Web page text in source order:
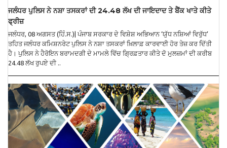
ਜਲੰਧਰ ਪੁਲਿਸ ਨੇ ਨਸ਼ਾ ਤਸਕਰਾਂ ਦੀ 24.48 ਲੱਖ ਦੀ ਜਾਇਦਾਦ ਤੇ ਬੈਂਕ ਖਾਤੇ ਕੀਤੇ
ਫ੍ਰੀਜ਼
ਜਲੰਧਰ, 08 ਅਗਸਤ (ਹਿੰ.ਸ.)| ਪੰਜਾਬ ਸਰਕਾਰ ਦੇ ਵਿਸ਼ੇਸ਼ ਅਭਿਆਨ ‘ਯੁੱਧ ਨਸ਼ਿਆਂ ਵਿਰੁੱਧ’
ਤਹਿਤ ਜਲੰਧਰ ਕਮਿਸ਼ਨਰੇਟ ਪੁਲਿਸ ਨੇ ਨਸ਼ਾ ਤਸਕਰਾਂ ਖ਼ਿਲਾਫ਼ ਕਾਰਵਾਈ ਹੋਰ ਤੇਜ਼ ਕਰ ਦਿੱਤੀ
ਹੈ। ਪੁਲਿਸ ਨੇ ਹੈਰੋਇਨ ਬਰਾਮਦਗੀ ਦੇ ਮਾਮਲੇ ਵਿੱਚ ਗ੍ਰਿਫ਼ਤਾਰ ਕੀਤੇ ਦੋ ਮੁਲਜ਼ਮਾਂ ਦੀ ਕਰੀਬ
24.48 ਲੱਖ ਰੁਪਏ ਦੀ ..